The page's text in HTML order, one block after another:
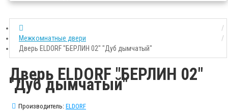
Межкомнатные двери
Дверь ELDORF "БЕРЛИН 02" "Дуб дымчатый"
Дверь ELDORF "БЕРЛИН 02"
"Дуб дымчатый"
Производитель: ELDORF